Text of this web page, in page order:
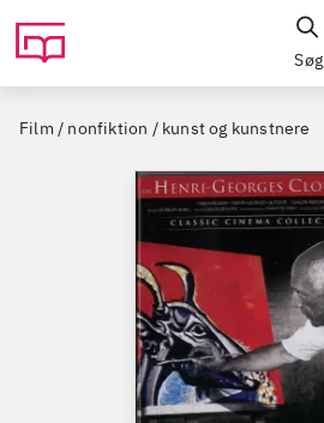
Søg
Film / nonfiktion / kunst og kunstnere